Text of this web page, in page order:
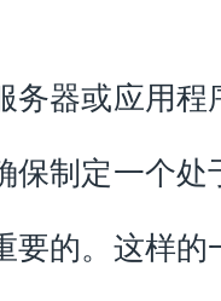
务器或应用程
保制定一个处
要的。这样的